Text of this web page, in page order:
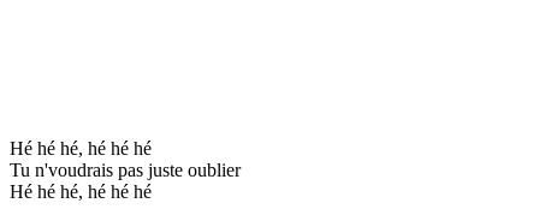
Hé hé hé, hé hé hé
Tu n'voudrais pas juste oublier
Hé hé hé, hé hé hé